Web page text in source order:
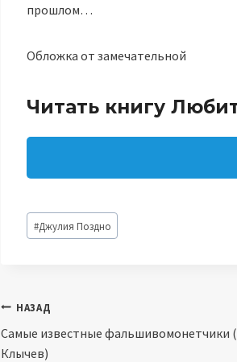
прошлом…
Обложка от замечательной
Читать книгу
Метки
записи:
#Джулия Поздно
Навигация
по
НАЗАД
Самые известные фальшивомонетчики
Клычев)